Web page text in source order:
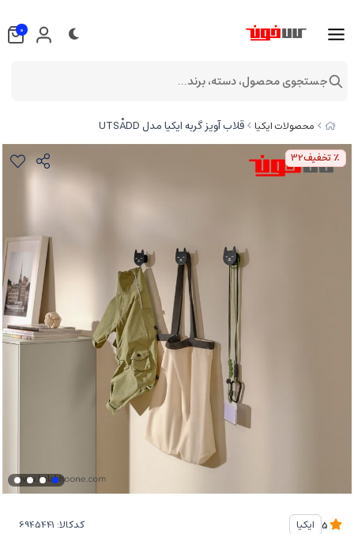
محصولات ایکیا قلاب آویز گربه ایکیا مدل UTSÅDD
٪ تخفیف32
ایکیا کدکالا:
0
جستجوی محصول، دسته، برند...